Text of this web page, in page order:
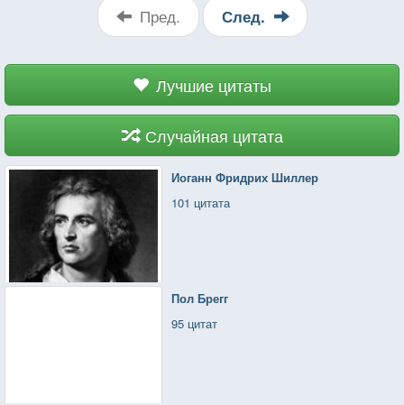
Пред. След.
Лучшие цитаты
Случайная цитата
Иоганн Фридрих Шиллер
101 цитата
Пол Брегг
95 цитат